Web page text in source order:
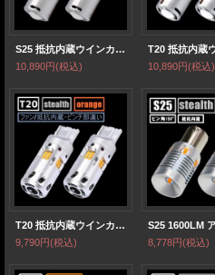
S25 抵抗内蔵ウインカー シングル ピン角150° プロジェクター/油圧ファン内蔵
10,890円(税込)
10,890円(税込)
T20 抵抗内蔵ウインカー 2400LM ピンチ部違い ファン/抵抗内蔵ウインカー
9,790円(税込)
8,778円(税込)